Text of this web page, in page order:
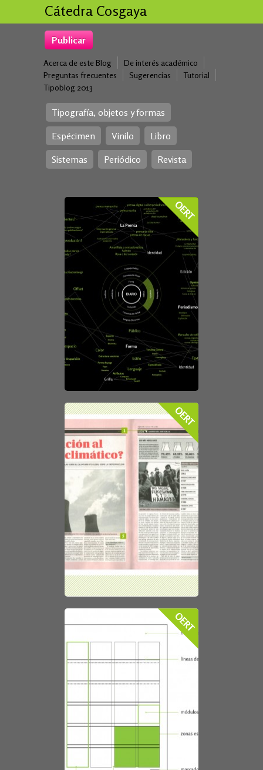
Cátedra Cosgaya
Publicar
Acerca de este Blog
De interés académico
Preguntas frecuentes
Sugerencias
Tutorial
Tipoblog 2013
Tipografía, objetos y formas
Espécimen
Vinilo
Libro
Sistemas
Periódico Revista